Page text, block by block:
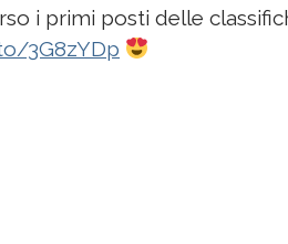
i primi posti delle
3G8zYDp